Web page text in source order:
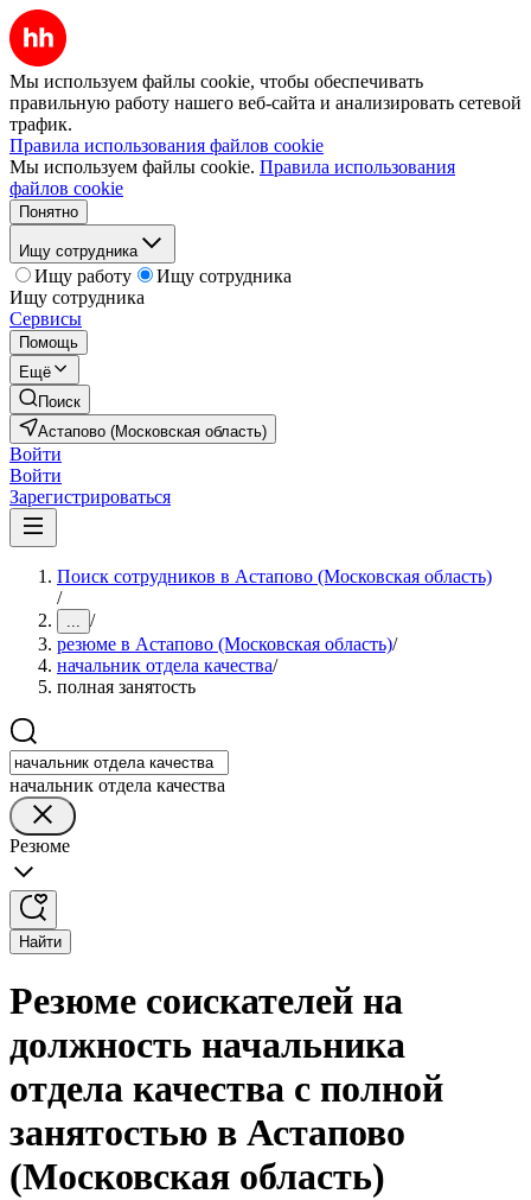
Мы используем файлы cookie, чтобы обеспечивать
правильную работу нашего веб-сайта и анализировать сетевой
трафик.
Правила использования файлов cookie
Мы используем файлы cookie. Правила использования
файлов cookie
Понятно
Ищу сотрудника
Ищу работу
Ищу сотрудника
Ищу сотрудника
Сервисы
Помощь
Ещё
Поиск
Астапово (Московская область)
Войти
Войти
Зарегистрироваться
Поиск сотрудников в Астапово (Московская область)
/
... /
резюме в Астапово (Московская область)/
начальник отдела качества/
полная занятость
начальник отдела качества
Резюме
Найти
Резюме соискателей на
должность начальника
отдела качества с полной
занятостью в Астапово
(Московская область)